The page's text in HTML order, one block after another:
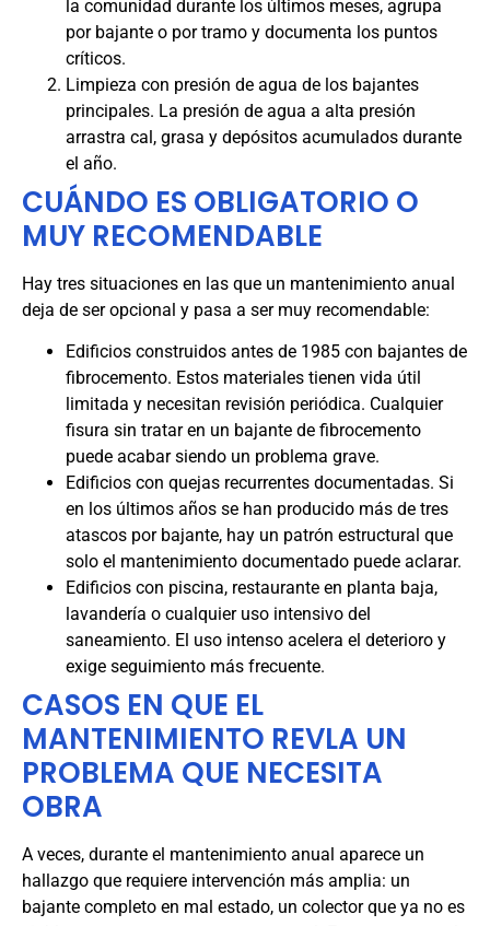
la comunidad durante los últimos meses, agrupa
por bajante o por tramo y documenta los puntos
críticos.
Limpieza con presión de agua de los bajantes
principales. La presión de agua a alta presión
arrastra cal, grasa y depósitos acumulados durante
el año.
CUÁNDO ES OBLIGATORIO O
MUY RECOMENDABLE
Hay tres situaciones en las que un mantenimiento anual
deja de ser opcional y pasa a ser muy recomendable:
Edificios construidos antes de 1985 con bajantes de
fibrocemento. Estos materiales tienen vida útil
limitada y necesitan revisión periódica. Cualquier
fisura sin tratar en un bajante de fibrocemento
puede acabar siendo un problema grave.
Edificios con quejas recurrentes documentadas. Si
en los últimos años se han producido más de tres
atascos por bajante, hay un patrón estructural que
solo el mantenimiento documentado puede aclarar.
Edificios con piscina, restaurante en planta baja,
lavandería o cualquier uso intensivo del
saneamiento. El uso intenso acelera el deterioro y
exige seguimiento más frecuente.
CASOS EN QUE EL
MANTENIMIENTO REVLA UN
PROBLEMA QUE NECESITA
OBRA
A veces, durante el mantenimiento anual aparece un
hallazgo que requiere intervención más amplia: un
bajante completo en mal estado, un colector que ya no es